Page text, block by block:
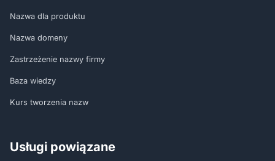
Nazwa dla produktu
Nazwa domeny
Zastrzeżenie nazwy firmy
Baza wiedzy
Kurs tworzenia nazw
Usługi powiązane